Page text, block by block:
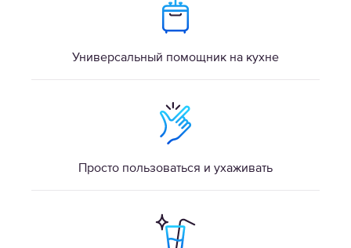
Универсальный помощник на кухне
Просто пользоваться и ухаживать